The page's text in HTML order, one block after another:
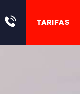
TARIFAS